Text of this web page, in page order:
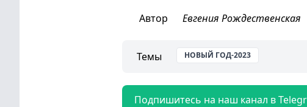
Автор Евгения Рождественская
Темы НОВЫЙ ГОД-2023
Подпишитесь на наш канал в